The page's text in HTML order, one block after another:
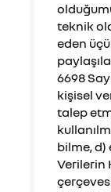
teknik
eden
6698
kişisel
talep
bilme, d)
Verilerin